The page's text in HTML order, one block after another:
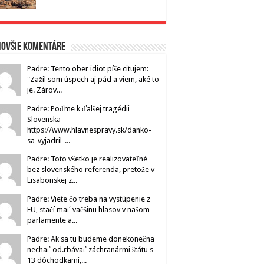
komentáre
Padre: Tento ober idiot píše citujem:
"Zažil som úspech aj pád a viem, aké to
je. Zárov...
Padre: Poďme k ďalšej tragédii
Slovenska
https://www.hlavnespravy.sk/danko-
sa-vyjadril-...
Padre: Toto všetko je realizovateľné
bez slovenského referenda, pretože v
Lisabonskej z...
Padre: Viete čo treba na vystúpenie z
EU, stačí mať väčšinu hlasov v našom
parlamente a...
Padre: Ak sa tu budeme donekonečna
nechať od.rbávať záchranármi štátu s
13 dôchodkami,...